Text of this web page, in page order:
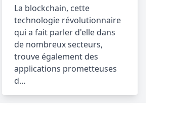
La blockchain, cette
technologie révolutionnaire
qui a fait parler d'elle dans
de nombreux secteurs,
trouve également des
applications prometteuses
d…